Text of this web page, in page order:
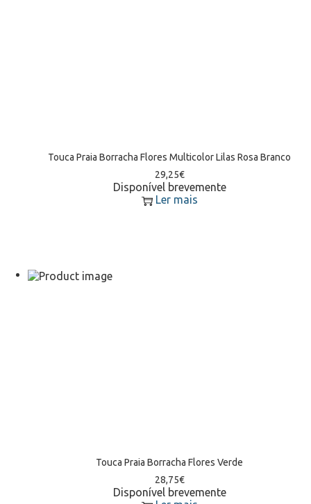
Touca Praia Borracha Flores Multicolor Lilas Rosa Branco
29,25€
Disponível brevemente
Ler mais
Touca Praia Borracha Flores Verde
28,75€
Disponível brevemente